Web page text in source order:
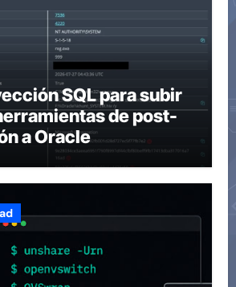
SQL para subir
de post-
a Oracle